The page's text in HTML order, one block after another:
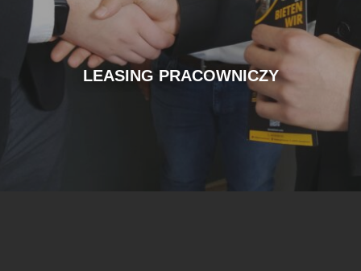
LEASING PRACOWNICZY